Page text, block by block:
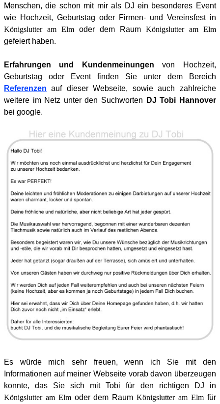
Menschen, die schon mit mir als DJ ein besonderes Event
wie Hochzeit, Geburtstag oder Firmen- und Vereinsfest in
Königslutter am Elm oder dem Raum Königslutter am Elm
gefeiert haben.
Erfahrungen und Kundenmeinungen
von Hochzeit,
Geburtstag oder Event finden Sie unter dem Bereich
Referenzen
auf dieser Webseite, sowie auch zahlreiche
weitere im Netz unter den Suchworten
DJ Tobi Hannover
bei google.
Es würde mich sehr freuen, wenn ich Sie mit den
Informationen auf meiner Webseite vorab davon überzeugen
konnte, das Sie sich mit Tobi für den richtigen DJ in
Königslutter am Elm oder dem Raum Königslutter am Elm für